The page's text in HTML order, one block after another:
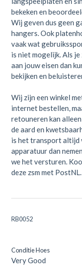
bekeken en
Wij geven dus geen
hangers. Ook
vaak wat
is niet mogelijk. Als
aan jouw eisen dan
bekijken en
Wij zijn een winkel
internet bestellen,
retouneren kan
de aard en
is het transport altijd
apparatuur dan
we het versturen.
deze zsm met PostNL.
RB0052
Conditie Hoes
Very Good